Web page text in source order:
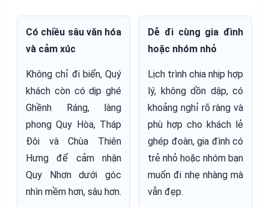
Có chiều sâu văn hóa
và cảm xúc
Không chỉ đi biển, Quý
khách còn có dịp ghé
Ghềnh Ráng, làng
phong Quy Hòa, Tháp
Đôi và Chùa Thiên
Hưng để cảm nhận
Quy Nhơn dưới góc
nhìn mềm hơn, sâu hơn.
Dễ đi cùng gia đình
hoặc nhóm nhỏ
Lịch trình chia nhịp hợp
lý, không dồn dập, có
khoảng nghỉ rõ ràng và
phù hợp cho khách lẻ
ghép đoàn, gia đình có
trẻ nhỏ hoặc nhóm bạn
muốn đi nhẹ nhàng mà
vẫn đẹp.